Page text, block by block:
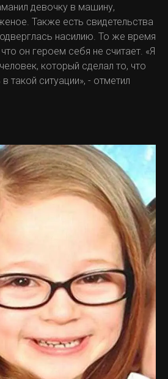
девочку в машину,
Также есть свидетельства
насилию. То же время
он героем себя не считает. «Я
который сделал то, что
такой ситуации», - отметил